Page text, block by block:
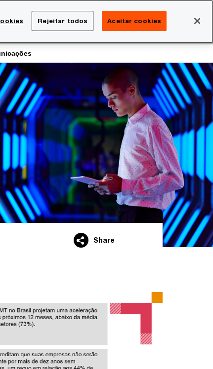
Sala de imprensa
Share
Rejeitar todos Aceitar cookies